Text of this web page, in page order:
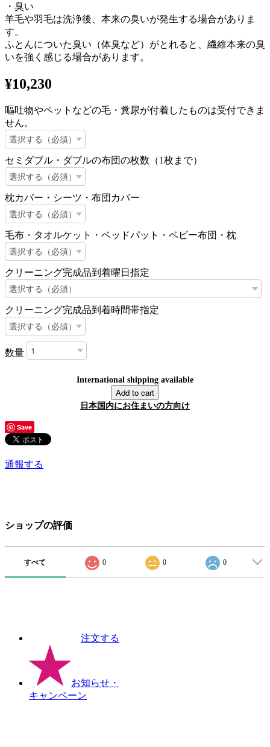
・臭い
羊毛や羽毛は洗浄後、本来の臭いが発生する場合がありま
す。
ふとんについた臭い（体臭など）がとれると、繊維本来の臭
いを強く感じる場合があります。
¥10,230
嘔吐物やペットなどの毛・糞尿が付着したものは受付できま
せん。
セミダブル・ダブルの布団の枚数（1枚まで）
枕カバー・シーツ・布団カバー
毛布・タオルケット・ベッドパット・ベビー布団・枕
クリーニング完成品到着曜日指定
クリーニング完成品到着時間帯指定
数量
International shipping available
Add to cart
日本国内にお住まいの方向け
Save
通報する
ショップの評価
すべて 0 0 0
注文する
お知らせ ・
キャンペーン